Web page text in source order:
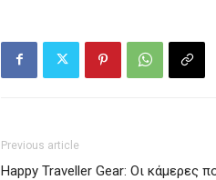
Previous article
Happy Traveller Gear: Οι κάμερες